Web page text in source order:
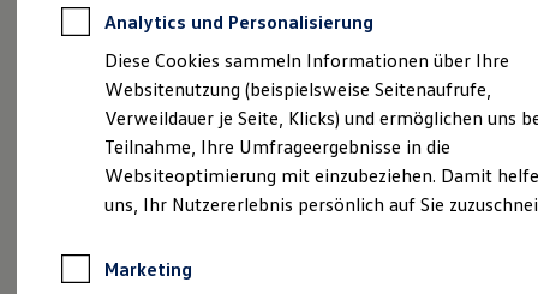
Autokredit mit Schlussrate
Versicherungen und Garantien
Kfz-Versicherung
Restschuldversicherungen
Garantien
Wartungsverträge
Geschäftskunden
Professional Class bei Volkswagen
Großkunden
Behörden
Anpfiff zum Gewinn
Analytics und Personalisierung
Diese Cookies sammeln Informationen über Ihre
Websitenutzung (beispielsweise Seitenaufrufe,
Verweildauer je Seite, Klicks) und ermöglichen uns
Teilnahme, Ihre Umfrageergebnisse in die
Websiteoptimierung mit einzubeziehen. Damit
uns, Ihr Nutzererlebnis persönlich auf Sie
Marketing